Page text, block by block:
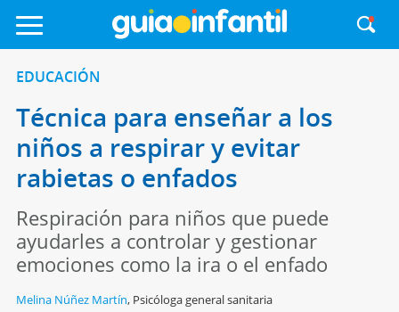
EDUCACIÓN
Técnica para enseñar a los
niños a respirar y evitar
rabietas o enfados
Respiración para niños que puede
ayudarles a controlar y gestionar
emociones como la ira o el enfado
Melina Núñez Martín, Psicóloga general sanitaria